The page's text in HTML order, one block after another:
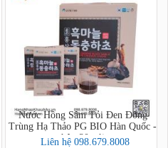
Nước Hồng Sâm Tỏi Đen Đông
Trùng Hạ Thảo PG BIO Hàn Quốc -
hộp 30 gói
Liên hệ 098.679.8008